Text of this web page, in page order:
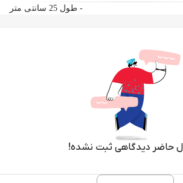
- طول 25 سانتی متر
حاضر دیدگاهی ثبت نشده!